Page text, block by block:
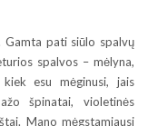
Gamta pati siūlo spalvų
spalvos – mėlyna,
esu mėginusi, jais
špinatai, violetinės
Mano mėgstamiausi